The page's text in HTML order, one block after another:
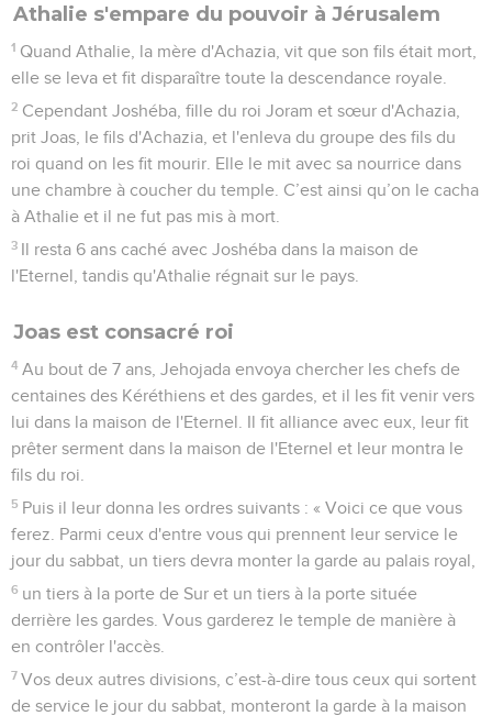
Athalie s'empare du pouvoir à Jérusalem
1 Quand Athalie, la mère d'Achazia, vit que son fils était mort,
elle se leva et fit disparaître toute la descendance royale.
2 Cependant Joshéba, fille du roi Joram et sœur d'Achazia,
prit Joas, le fils d'Achazia, et l'enleva du groupe des fils du
roi quand on les fit mourir. Elle le mit avec sa nourrice dans
une chambre à coucher du temple. C’est ainsi qu’on le cacha
à Athalie et il ne fut pas mis à mort.
3 Il resta 6 ans caché avec Joshéba dans la maison de
l'Eternel, tandis qu'Athalie régnait sur le pays.
Joas est consacré roi
4 Au bout de 7 ans, Jehojada envoya chercher les chefs de
centaines des Kéréthiens et des gardes, et il les fit venir vers
lui dans la maison de l'Eternel. Il fit alliance avec eux, leur fit
prêter serment dans la maison de l'Eternel et leur montra le
fils du roi.
5 Puis il leur donna les ordres suivants : « Voici ce que vous
ferez. Parmi ceux d'entre vous qui prennent leur service le
jour du sabbat, un tiers devra monter la garde au palais royal,
6 un tiers à la porte de Sur et un tiers à la porte située
derrière les gardes. Vous garderez le temple de manière à
en contrôler l'accès.
7 Vos deux autres divisions, c’est-à-dire tous ceux qui sortent
de service le jour du sabbat, monteront la garde à la maison